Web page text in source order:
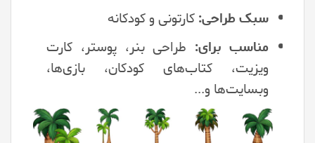
سبک طراحی:کارتونی و کودکانه
مناسب برای: طراحی بنر، پوستر، کارت
ویزیت، کتاب‌های کودکان، بازی‌ها،
وبسایت‌ها و...